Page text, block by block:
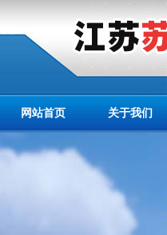
网站首页 关于我们